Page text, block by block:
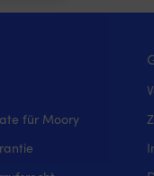
aktiv
für Moory